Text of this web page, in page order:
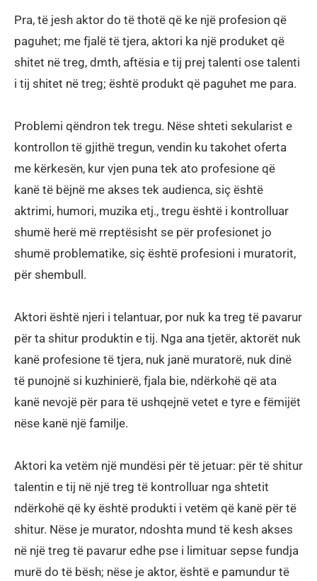
Pra, të jesh aktor do të thotë që ke një profesion që
paguhet; me fjalë të tjera, aktori ka një produket që
shitet në treg, dmth, aftësia e tij prej talenti ose talenti
i tij shitet në treg; është produkt që paguhet me para.
Problemi qëndron tek tregu. Nëse shteti sekularist e
kontrollon të gjithë tregun, vendin ku takohet oferta
me kërkesën, kur vjen puna tek ato profesione që
kanë të bëjnë me akses tek audienca, siç është
aktrimi, humori, muzika etj., tregu është i kontrolluar
shumë herë më rreptësisht se për profesionet jo
shumë problematike, siç është profesioni i muratorit,
për shembull.
Aktori është njeri i telantuar, por nuk ka treg të pavarur
për ta shitur produktin e tij. Nga ana tjetër, aktorët nuk
kanë profesione të tjera, nuk janë muratorë, nuk dinë
të punojnë si kuzhinierë, fjala bie, ndërkohë që ata
kanë nevojë për para të ushqejnë vetet e tyre e fëmijët
nëse kanë një familje.
Aktori ka vetëm një mundësi për të jetuar: për të shitur
talentin e tij në një treg të kontrolluar nga shtetit
ndërkohë që ky është produkti i vetëm që kanë për të
shitur. Nëse je murator, ndoshta mund të kesh akses
në një treg të pavarur edhe pse i limituar sepse fundja
murë do të bësh; nëse je aktor, është e pamundur të